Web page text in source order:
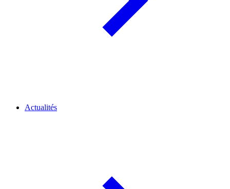
Actualités